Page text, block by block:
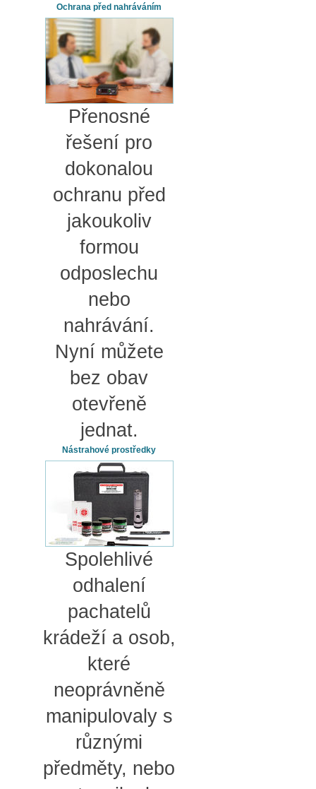
Ochrana před nahráváním
Přenosné
řešení pro
dokonalou
ochranu před
jakoukoliv
formou
odposlechu
nebo
nahrávání.
Nyní můžete
bez obav
otevřeně
jednat.
Nástrahové prostředky
Spolehlivé
odhalení
pachatelů
krádeží a osob,
které
neoprávněně
manipulovaly s
různými
předměty, nebo